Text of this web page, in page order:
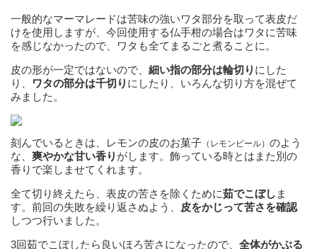
一般的なマーマレードは苦味の強いワタ部分を取って表皮だ
けを使用しますが、今回使用する仏手柑の場合はワタに苦味
を感じなかったので、ワタも全てまるごと煮ることに。
皮の形が一定ではないので、 細い指の部分は輪切り にした
り、
ワタの部分は千切り にしたり、いろんな切り方を混ぜて
みました。
刻んでいるときは、レモンの皮のお菓子 （レモンピール） のよう
な、 爽やかな甘い香り がします。飾っている時とはまた別の
香りで楽しませてくれます。
全て切り終えたら、表皮の苦さを除くために茹でこぼし ま
す。前回の失敗を繰り返さぬよう、
皮をかじって苦さを確認
しつつ行いました。
3回茹でこぼしたら良いほろ苦さになったので、 全体がかぶる